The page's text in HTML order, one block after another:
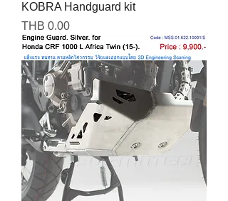
KOBRA Handguard kit
Price
THB 0.00